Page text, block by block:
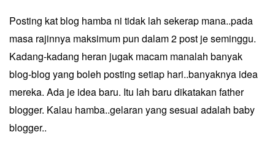
Posting kat blog hamba ni tidak lah sekerap mana..pada
masa rajinnya maksimum pun dalam 2 post je seminggu.
Kadang-kadang heran jugak macam manalah banyak
blog-blog yang boleh posting setiap hari..banyaknya idea
mereka. Ada je idea baru. Itu lah baru dikatakan father
blogger. Kalau hamba..gelaran yang sesuai adalah baby
blogger..